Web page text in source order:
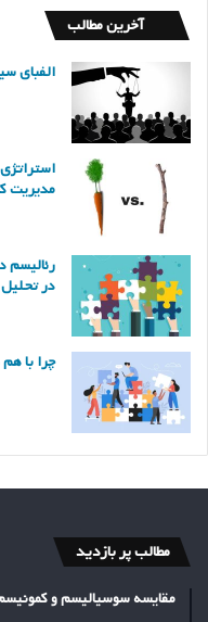
آخرین مطالب
الفبای
مدیریت
رئالیسم
در
چرا با
مطالب پر بازدید
مقایسه سوسیالیسم و کمونیسم: 6 تفاوت